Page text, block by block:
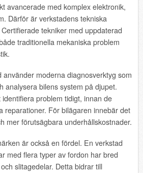
avancerade med komplex elektronik,
Därför är verkstadens tekniska
tekniker med uppdaterad
traditionella mekaniska problem
använder moderna diagnosverktyg som
analysera bilens system på djupet.
problem tidigt, innan de
reparationer. För bilägaren innebär det
mer förutsägbara underhållskostnader.
är också en fördel. En verkstad
med flera typer av fordon har bred
slitagedelar. Detta bidrar till